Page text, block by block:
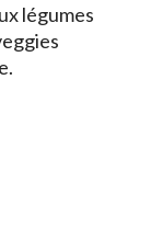
légumes